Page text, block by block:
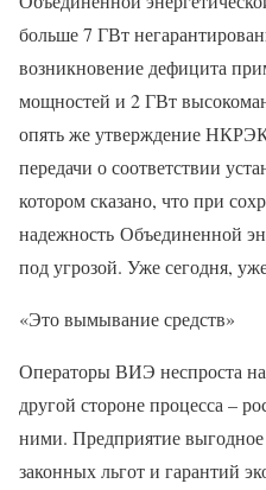
больше 7 ГВт
возникновение дефицита
мощностей и 2 ГВт
опять же утверждение
передачи о соответствии
котором сказано, что при
надежность Объединенной
под угрозой. Уже сегодня,
«Это вымывание средств»
Операторы ВИЭ неспроста
другой стороне процесса –
ними. Предприятие выгодное
законных льгот и гарантий